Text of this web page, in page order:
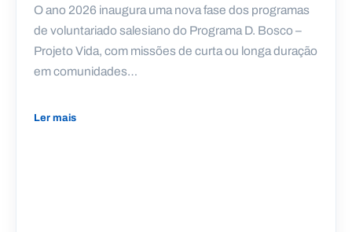
O ano 2026 inaugura uma nova fase dos programas
de voluntariado salesiano do Programa D. Bosco –
Projeto Vida, com missões de curta ou longa duração
em comunidades…
Ler mais